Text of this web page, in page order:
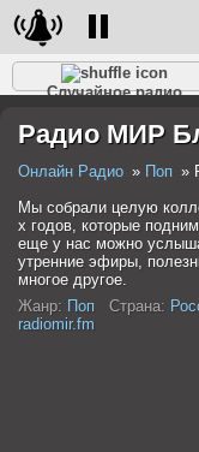
Случайное радио
Разговорное
Радио МИР
Онлайн Радио Поп
Мы собрали целую
х годов, которые
еще у нас можно
утренние эфиры,
многое другое.
Жанр: Поп Страна:
radiomir.fm